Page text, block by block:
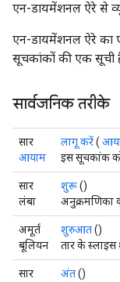
एन-डायमेंशनल ऐरे से
एन-डायमेंशनल ऐरे का
सूचकांकों की एक सूची है
सार्वजनिक तरीके
सार
आयाम
लागू करें(
इस सूचकांक
सार
लंबा
शुरू()
अनुक्रमणिका
अमूर्त
बूलियन
शुरुआत()
तार के
सार
अंत()